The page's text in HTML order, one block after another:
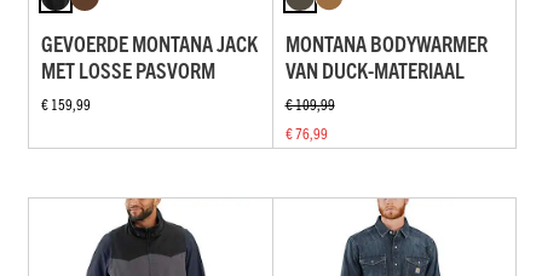
GEVOERDE MONTANA JACK
MET LOSSE PASVORM
€ 159,99
MONTANA BODYWARMER
VAN DUCK-MATERIAAL
€ 109,99
€ 76,99